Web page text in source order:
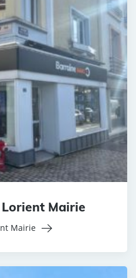
Mairie
Mairie